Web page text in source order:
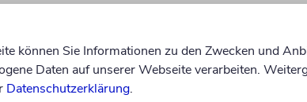
sie diesen Eckpfeiler.«
Volk und der Staat Israel sich
und das Verbreiten von
der Minister, wolle man die Initiative
können Sie Informationen zu den Zwecken und
Daten auf unserer Webseite verarbeiten.
Datenschutzerklärung.